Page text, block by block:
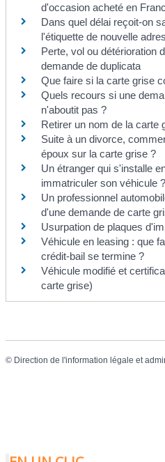
d'occasion acheté en
Dans quel délai reçoit-on
l'étiquette de nouvelle
Perte, vol ou détérioration
demande de duplicata
Que faire si la carte grise
Quels recours si une
n'aboutit pas ?
Retirer un nom de la carte
Suite à un divorce,
époux sur la carte grise ?
Un étranger qui s'installe
immatriculer son véhicule ?
Un professionnel
d'une demande de carte
Usurpation de plaques
Véhicule en leasing : que
crédit-bail se termine ?
Véhicule modifié et
carte grise)
© Direction de l'information légale et